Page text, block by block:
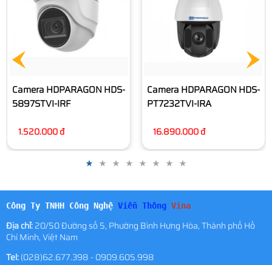
Camera HDPARAGON HDS-
PT7232TVI-IRA
16.890.000 đ
Camera HDPARAGON HDS-
PT7225TVI-IRA
11.660.000 đ
Công Ty TNHH Công Nghệ Viễn Thông Vina
Địa chỉ:20/50 Đường số 5, Phường Bình Hưng Hòa, Thành phố Hồ
Chí Minh, Việt Nam
Tel:(028)62.677.398 - 0909.605.998